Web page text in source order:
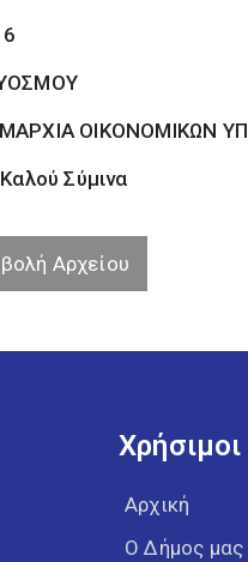
ΟΙΚΟΝΟΜΙΚΩΝ
Σύµινα
Αρχείου
Αρχική
Ο Δήμος μας